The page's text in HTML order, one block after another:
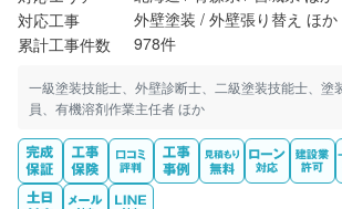
対応工事
外壁塗装 / 外壁張り替え ほか
累計工事件数
978件
一級塗装技能士、外壁診断士、二級塗装技能士、塗
員、有機溶剤作業主任者 ほか